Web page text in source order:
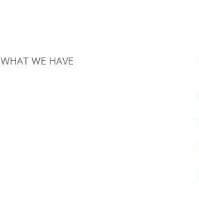
WHAT WE HAVE